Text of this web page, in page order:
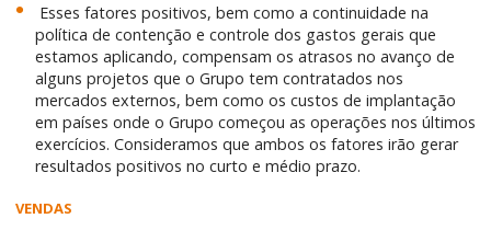
Esses fatores positivos, bem como a continuidade na
política de contenção e controle dos gastos gerais que
estamos aplicando, compensam os atrasos no avanço de
alguns projetos que o Grupo tem contratados nos
mercados externos, bem como os custos de implantação
em países onde o Grupo começou as operações nos últimos
exercícios. Consideramos que ambos os fatores irão gerar
resultados positivos no curto e médio prazo.
VENDAS